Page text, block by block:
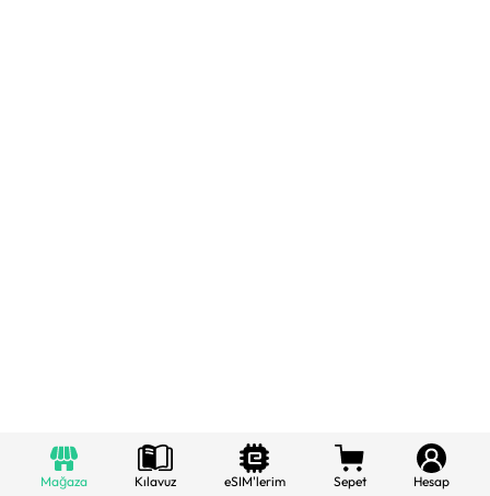
Mağaza Kılavuz eSIM'lerim Sepet Hesap